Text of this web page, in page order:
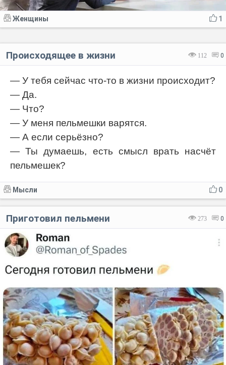
1
Женщины
112 0
Происходящее в жизни
— У тебя сейчас что-то в жизни происходит?
— Да.
— Что?
— У меня пельмешки варятся.
— А если серьёзно?
— Ты думаешь, есть смысл врать насчёт
пельмешек?
0
Мысли
273 0
Приготовил пельмени